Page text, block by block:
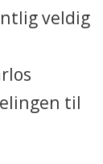
veldig
til